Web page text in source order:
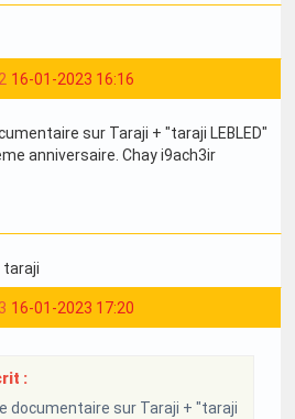
16-01-2023 16:16
sur Taraji + "taraji LEBLED"
anniversaire. Chay i9ach3ir
taraji
16-01-2023 17:20
:
documentaire sur Taraji + "taraji